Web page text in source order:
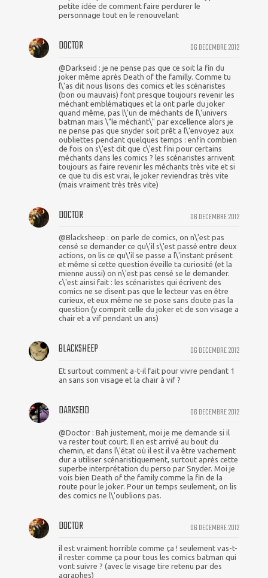
petite idée de comment faire perdurer le
personnage tout en le renouvelant
06 DECEMBRE 2012
DOCTOR
@Darkseid : je ne pense pas que ce soit la fin du
joker même après Death of the familly. Comme tu
l\'as dit nous lisons des comics et les scénaristes
(bon ou mauvais) font presque toujours revenir les
méchant emblématiques et la ont parle du joker
quand même, pas l\'un de méchants de l\'univers
batman mais \"le méchant\" par excellence alors je
ne pense pas que snyder soit prêt a l\'envoyez aux
oubliettes pendant quelques temps : enfin combien
de fois on s\'est dit que c\'est fini pour certains
méchants dans les comics ? les scénaristes arrivent
toujours as faire revenir les méchants très vite et si
ce que tu dis est vrai, le joker reviendras très vite
(mais vraiment très très vite)
06 DECEMBRE 2012
DOCTOR
@Blacksheep : on parle de comics, on n\'est pas
censé se demander ce qu\'il s\'est passé entre deux
actions, on lis ce qu\'il se passe a l\'instant présent
et même si cette question éveille ta curiosité (et la
mienne aussi) on n\'est pas censé se le demander.
c\'est ainsi fait : les scénaristes qui écrivent des
comics ne se disent pas que le lecteur vas en être
curieux, et eux même ne se pose sans doute pas la
question (y comprit celle du joker et de son visage a
chair et a vif pendant un ans)
06 DECEMBRE 2012
BLACKSHEEP
Et surtout comment a-t-il fait pour vivre pendant 1
an sans son visage et la chair à vif ?
06 DECEMBRE 2012
DARKSEID
@Doctor : Bah justement, moi je me demande si il
va rester tout court. Il en est arrivé au bout du
chemin, et dans l\'état où il est il va être vachement
dur a utiliser scénaristiquement, surtout après cette
superbe interprétation du perso par Snyder. Moi je
vois bien Death of the family comme la fin de la
route pour le joker. Pour un temps seulement, on lis
des comics ne l\'oublions pas.
06 DECEMBRE 2012
DOCTOR
il est vraiment horrible comme ça ! seulement vas-t-
il rester comme ça pour tous les comics batman qui
vont suivre ? (avec le visage tire retenu par des
agraphes)